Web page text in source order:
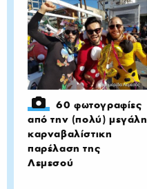
60 φωτογραφίες
από την (πολύ) μεγάλη
καρναβαλίστικη
παρέλαση της
Λεμεσού